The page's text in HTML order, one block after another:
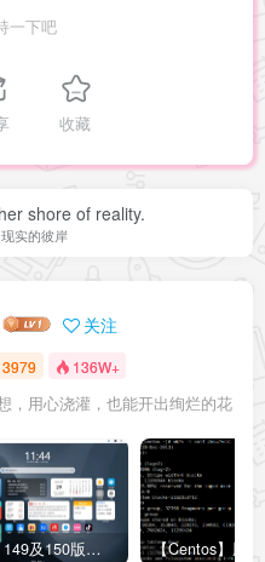
一下吧
收藏
shore of reality.
实的彼岸
关注
3979 136W+
，用心浇灌，也能开出绚烂的花
[Edge 149及150版本适用]怎么禁用Edge浏览器的圆角设计？Edge浏览器关闭圆角设计教程